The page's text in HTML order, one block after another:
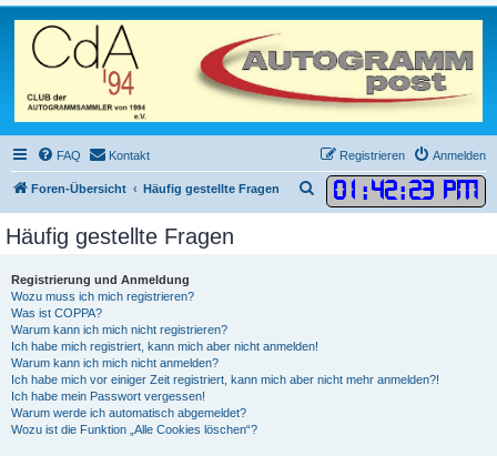
FAQ Kontakt Anmelden
Registrieren
Foren-Übersicht Häufig gestellte Fragen 01 :42:24 PM
u
Häufig gestellte Fragen
Registrierung und Anmeldung
Wozu muss ich mich registrieren?
Was ist COPPA?
Warum kann ich mich nicht registrieren?
Ich habe mich registriert, kann mich aber nicht anmelden!
Warum kann ich mich nicht anmelden?
Ich habe mich vor einiger Zeit registriert, kann mich aber nicht mehr anmelden?!
Ich habe mein Passwort vergessen!
Warum werde ich automatisch abgemeldet?
Wozu ist die Funktion „Alle Cookies löschen“?